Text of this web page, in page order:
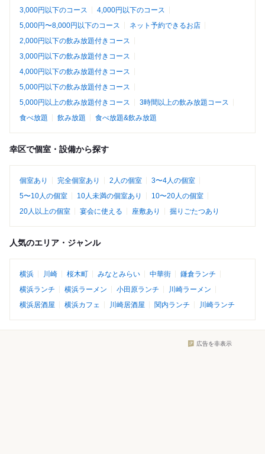
3,000円以下のコース
4,000円以下のコース
5,000円〜8,000円以下のコース
ネット予約できるお店
2,000円以下の飲み放題付きコース
3,000円以下の飲み放題付きコース
4,000円以下の飲み放題付きコース
5,000円以下の飲み放題付きコース
5,000円以上の飲み放題付きコース
3時間以上の飲み放題コース
食べ放題
飲み放題 食べ放題&飲み放題
幸区で個室・設備から探す
個室あり 完全個室あり 2人の個室
3〜4人の個室
5〜10人の個室
10人未満の個室あり
10〜20人の個室
20人以上の個室
宴会に使える 座敷あり 掘りごたつあり
人気のエリア・ジャンル
横浜 川崎 桜木町 みなとみらい 中華街
鎌倉ランチ
横浜ランチ
横浜ラーメン 小田原ランチ
川崎ラーメン
横浜居酒屋
横浜カフェ 川崎居酒屋 関内ランチ 川崎ランチ
広告を非表示